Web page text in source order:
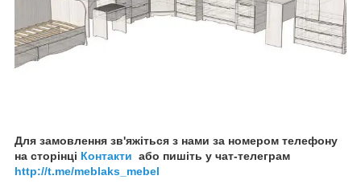
Для замовлення зв'яжіться з нами за номером телефону
на сторінці Контакти або пишіть у чат-телеграм
http://t.me/meblaks_mebel